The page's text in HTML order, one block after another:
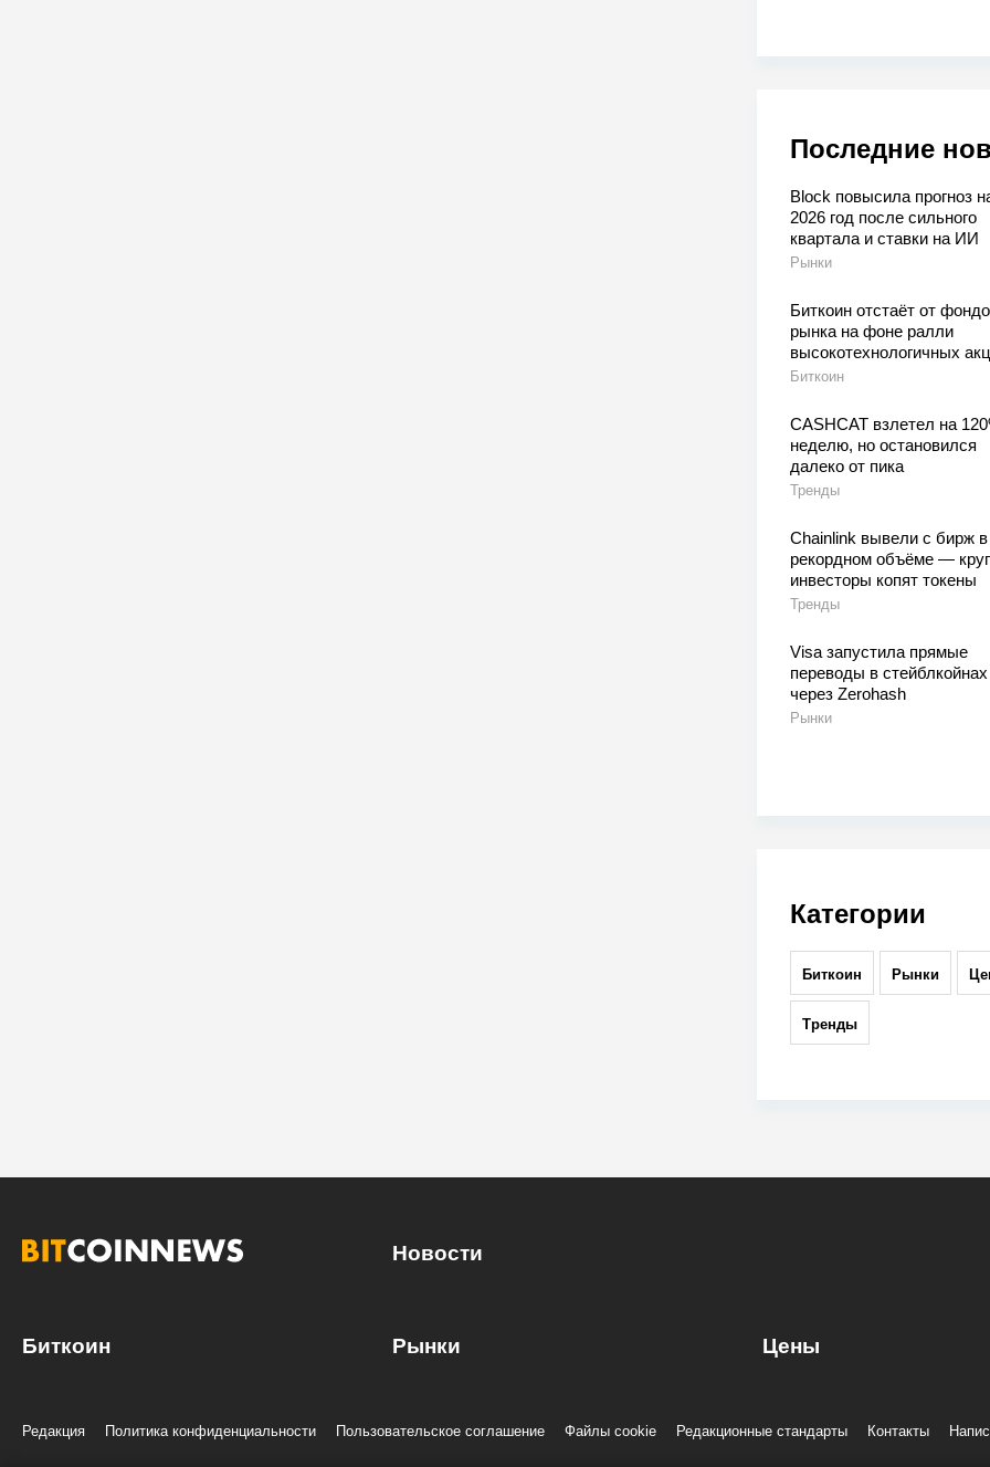
Последние
Block повысила прогноз
2026 год после сильного
квартала и ставки на ИИ
Рынки
Биткоин отстаёт от
рынка на фоне ралли
высокотехнологичных
Биткоин
CASHCAT взлетел на
неделю, но остановился
далеко от пика
Тренды
Chainlink вывели с бирж в
рекордном объёме —
инвесторы копят токены
Тренды
Visa запустила прямые
переводы в стейблкойнах
через Zerohash
Рынки
Категории
Биткоин Рынки
Тренды
Новости
Биткоин Рынки Цены
Редакция Политика конфиденциальности Пользовательское соглашение Файлы cookie Редакционные стандарты Контакты